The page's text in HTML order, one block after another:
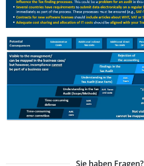
Sie haben Fragen?